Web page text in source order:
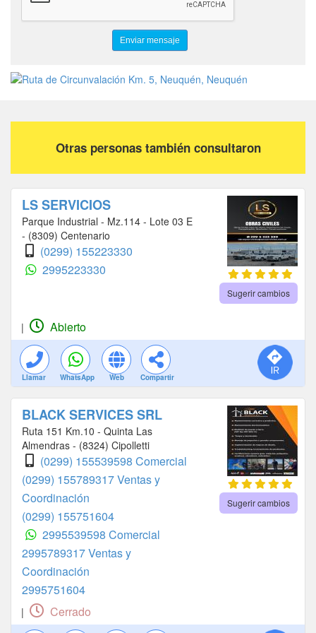
EQUIPOS PARA MINERAS MINERIA
Otras personas también consultaron
LS SERVICIOS
Parque Industrial - Mz.114 - Lote 03 E
- (8309) Centenario
(0299) 155223330
2995223330
Sugerir cambios
| Abierto
Llamar WhatsApp Web Compartir
BLACK SERVICES SRL
Ruta 151 Km.10 - Quinta Las
Almendras - (8324) Cipolletti
(0299) 155539598 Comercial
(0299) 155789317 Ventas y
Coordinación
(0299) 155751604
2995539598 Comercial
2995789317 Ventas y
Coordinación
2995751604
Sugerir cambios
| Cerrado